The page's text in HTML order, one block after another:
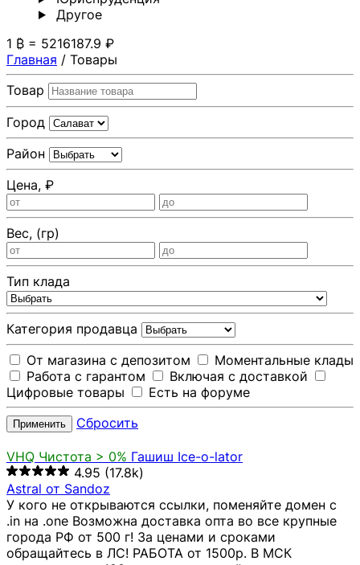
Другoе
1 ₿ = 5216187.9 ₽
Главная / Товары
Товар
Город
Район
Цена, ₽
Вес, (гр)
Тип клада
Категория продавца
От магазина с депозитом
Моментальные клады
Работа с гарантом
Включая с доставкой
Цифровые товары
Есть на форуме
Применить Сбросить
VHQ Чистота > 0% Гашиш Ice-o-lator
4.95 (17.8k)
Astral от Sandoz
У кого не открываются ссылки, поменяйте домен с
.in на .one Возможна доставка опта во все крупные
города РФ от 500 г! За ценами и сроками
обращайтесь в ЛС! РАБОТА от 1500р. В МСК